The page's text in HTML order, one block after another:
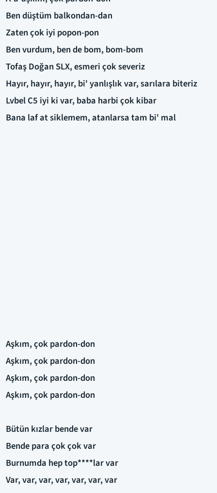
Ben düştüm balkondan-dan
Zaten çok iyi popon-pon
Ben vurdum, ben de bom, bom-bom
Tofaş Doğan SLX, esmeri çok severiz
Hayır, hayır, hayır, bi' yanlışlık var, sarılara biteriz
Lvbel C5 iyi ki var, baba harbi çok kibar
Bana laf at siklemem, atanlarsa tam bi' mal
Aşkım, çok pardon-don
Aşkım, çok pardon-don
Aşkım, çok pardon-don
Aşkım, çok pardon-don
Bütün kızlar bende var
Bende para çok çok var
Burnumda hep top****lar var
Var, var, var, var, var, var, var